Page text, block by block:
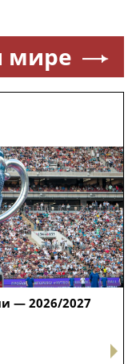
мире
— 2026/2027